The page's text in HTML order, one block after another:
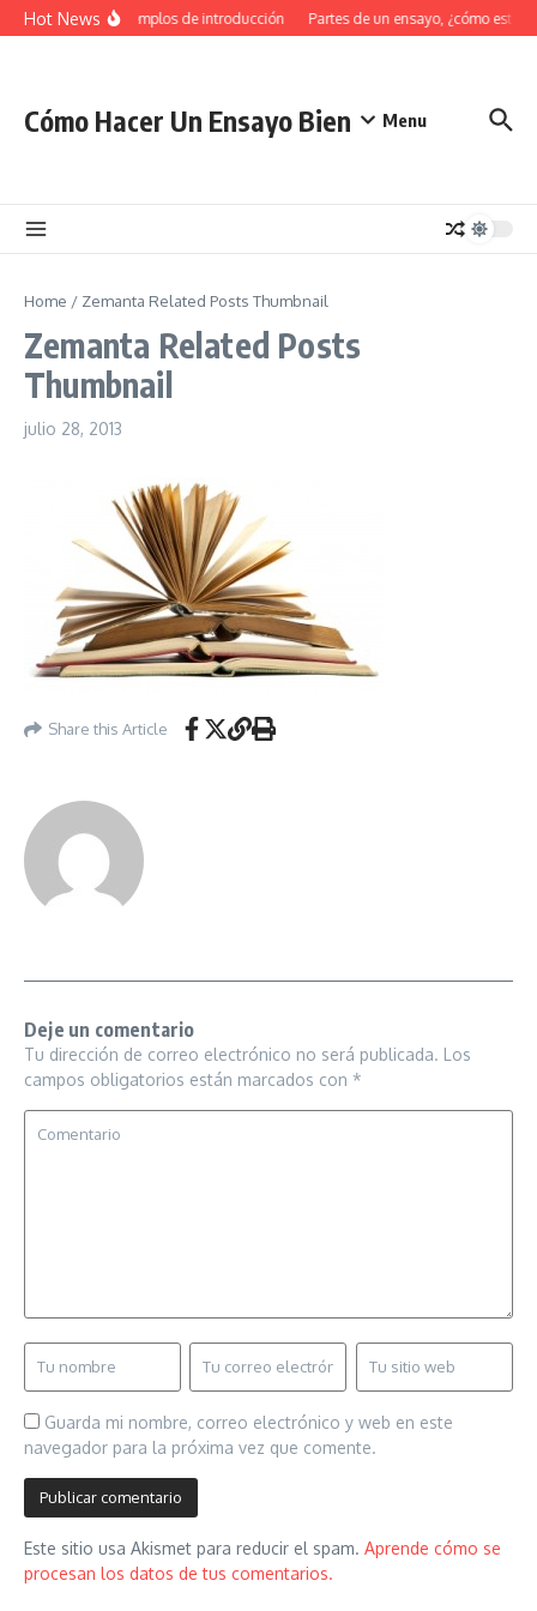
Saltar al contenido
Hot News34 Ejemplos de introducción Partes de un ensayo, ¿cómo
Cómo Hacer Un Ensayo Bien Menu
Home / Zemanta Related Posts Thumbnail
Zemanta Related Posts
Thumbnail
julio 28, 2013
Share this Article
Deje un comentario
Tu dirección de correo electrónico no será publicada. Los
campos obligatorios están marcados con *
Guarda mi nombre, correo electrónico y web en este
navegador para la próxima vez que comente.
Este sitio usa Akismet para reducir el spam. Aprende cómo se
procesan los datos de tus comentarios.